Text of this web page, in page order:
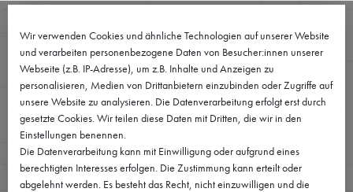
0
Wir verwenden Cookies und ähnliche Technologien auf unserer Website
und verarbeiten personenbezogene Daten von Besucher:innen unserer
Webseite (z.B. IP-Adresse), um z.B. Inhalte und Anzeigen zu
personalisieren, Medien von Drittanbietern einzubinden oder Zugriffe auf
unsere Website zu analysieren. Die Datenverarbeitung erfolgt erst durch
gesetzte Cookies. Wir teilen diese Daten mit Dritten, die wir in den
Einstellungen benennen.
Die Datenverarbeitung kann mit Einwilligung oder aufgrund eines
berechtigten Interesses erfolgen. Die Zustimmung kann erteilt oder
abgelehnt werden. Es besteht das Recht, nicht einzuwilligen und die